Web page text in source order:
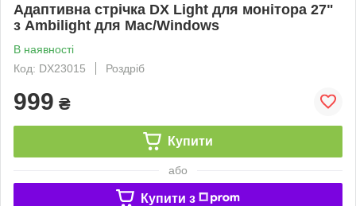
Адаптивна стрічка DX Light для монітора 27"
з Ambilight для Mac/Windows
В наявності
Код: DX23015
Роздріб
999 ₴
Купити
або
Купити з